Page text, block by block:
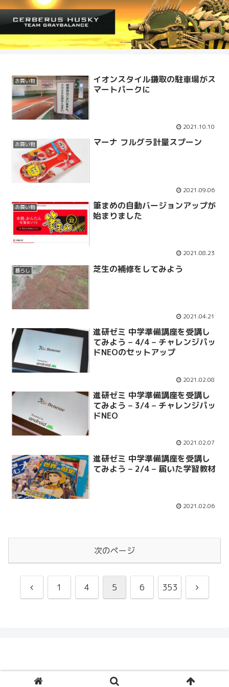
お買い物
イオンスタイル鎌取の駐車場がス
マートパークに
2021.10.10
お買い物 マーナ フルグラ計量スプーン
2021.09.06
お買い物
筆まめの自動バージョンアップが
始まりました
2021.08.23
暮らし 芝生の補修をしてみよう
2021.04.21
進研ゼミ 中学準備講座を受講し
てみよう – 4/4 – チャレンジパッ
ドNEOのセットアップ
2021.02.08
進研ゼミ 中学準備講座を受講し
てみよう – 3/4 – チャレンジパッ
ドNEO
2021.02.07
進研ゼミ 中学準備講座を受講し
てみよう – 2/4 – 届いた学習教材
2021.02.06
次のページ
前
1 4 5 6 353
次
© 2005 Ceruberus Husky.